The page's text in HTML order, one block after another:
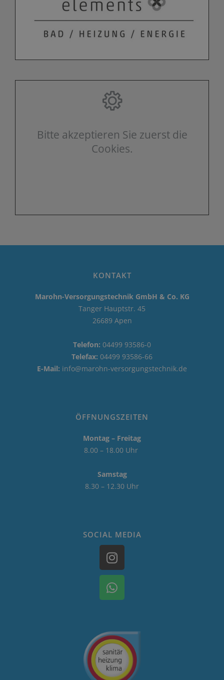
Bitte akzeptieren Sie zuerst die
Cookies.
KONTAKT
Marohn-Versorgungstechnik GmbH & Co. KG
Tanger Hauptstr. 45
26689 Apen
Telefon: 04499 93586-0
Telefax: 04499 93586-66
E-Mail: info@marohn-versorgungstechnik.de
ÖFFNUNGSZEITEN
Montag – Freitag
8.00 – 18.00 Uhr
Samstag
8.30 – 12.30 Uhr
SOCIAL MEDIA